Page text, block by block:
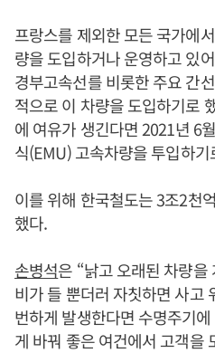
프랑스를 제외한 모든 국가에
량을 도입하거나 운영하고 있
경부고속선를 비롯한 주요 간
적으로 이 차량을 도입하기로
에 여유가 생긴다면 2021년 6
식(EMU) 고속차량을 투입하기
이를 위해 한국철도는 3조2천
했다.
손병석은 “낡고 오래된 차량
비가 들 뿐더러 자칫하면 사고
번하게 발생한다면 수명주기
게 바꿔 좋은 여건에서 고객을